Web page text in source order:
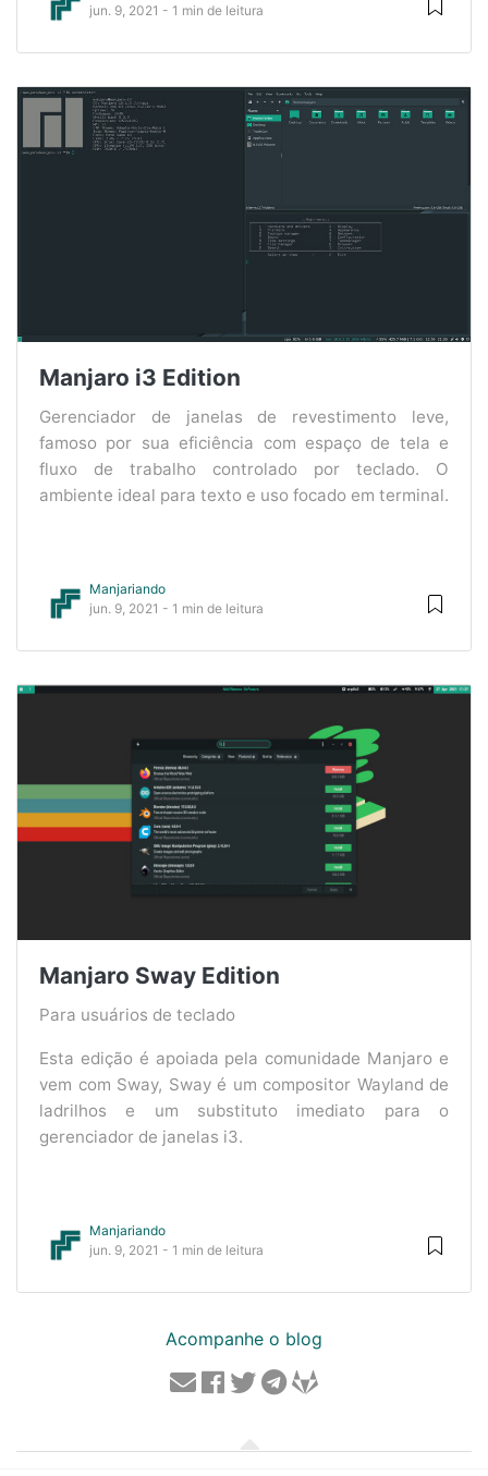
jun. 9, 2021 - 1 min de leitura
Manjaro i3 Edition
Gerenciador de janelas de revestimento leve,
famoso por sua eficiência com espaço de tela e
fluxo de trabalho controlado por teclado. O
ambiente ideal para texto e uso focado em terminal.
Manjariando
jun. 9, 2021 - 1 min de leitura
Manjaro Sway Edition
Para usuários de teclado
Esta edição é apoiada pela comunidade Manjaro e
vem com Sway, Sway é um compositor Wayland de
ladrilhos e um substituto imediato para o
gerenciador de janelas i3.
Manjariando
jun. 9, 2021 - 1 min de leitura
Acompanhe o blog